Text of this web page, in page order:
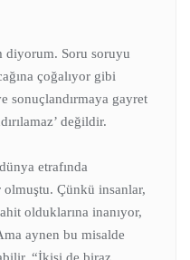
diyorum. Soru soruyu
çoğalıyor gibi
sonuçlandırmaya gayret
değildir.
etrafında
Çünkü insanlar,
olduklarına inanıyor,
aynen bu misalde